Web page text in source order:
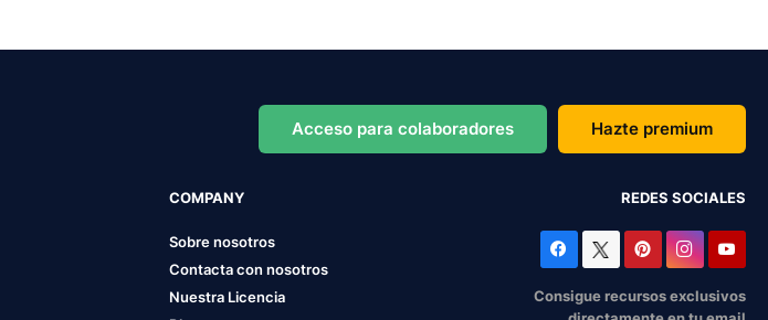
Acceso para colaboradores Hazte premium
COMPANY
Sobre nosotros
Contacta con nosotros
Nuestra Licencia
REDES SOCIALES
Consigue recursos exclusivos